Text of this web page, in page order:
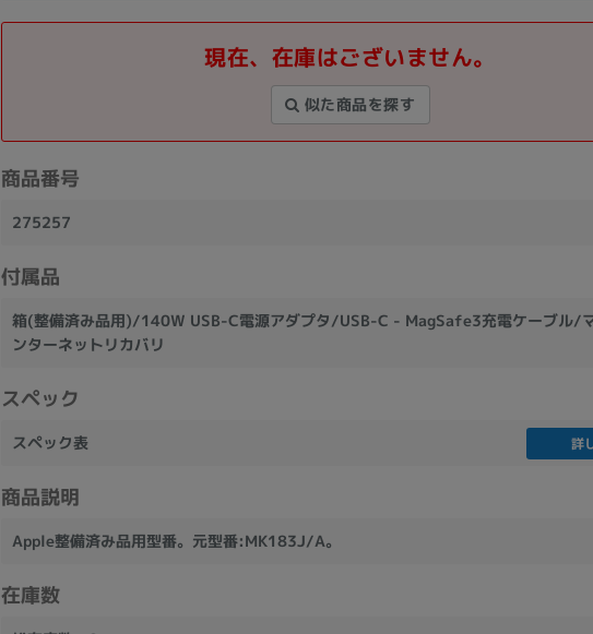
現在、在庫はございません。
似た商品を探す
商品番号
275257
付属品
箱(整備済み品用)/140W USB-C電源アダプタ/USB-C - MagSafe3充電ケーブル/
ンターネットリカバリ
スペック
スペック表 詳
商品説明
Apple整備済み品用型番。元型番:MK183J/A。
在庫数